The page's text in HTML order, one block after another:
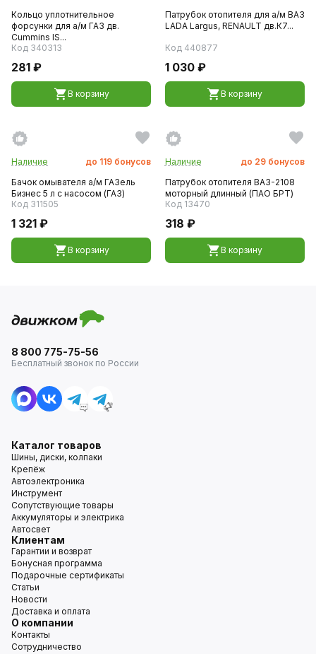
Кольцо уплотнительное
форсунки для а/м ГАЗ дв.
Cummins IS...
Код 340313
281 ₽
В корзину
Патрубок отопителя для а/м ВАЗ
LADA Largus, RENAULT дв.К7...
Код 440877
1 030 ₽
В корзину
Наличие до 119 бонусов
Бачок омывателя а/м ГАЗель
Бизнес 5 л с насосом (ГАЗ)
Код 311505
1 321 ₽
В корзину
Наличие до 29 бонусов
Патрубок отопителя ВАЗ-2108
моторный длинный (ПАО БРТ)
Код 13470
318 ₽
В корзину
8 800 775-75-56
Бесплатный звонок по России
Каталог товаров
Шины, диски, колпаки
Крепёж
Автоэлектроника
Инструмент
Сопутствующие товары
Аккумуляторы и электрика
Автосвет
Клиентам
Гарантии и возврат
Бонусная программа
Подарочные сертификаты
Статьи
Новости
Доставка и оплата
О компании
Контакты
Сотрудничество